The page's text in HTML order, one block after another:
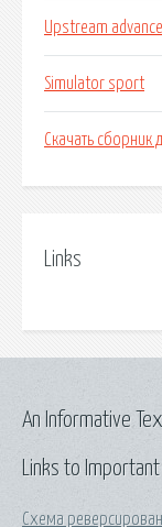
Upstream
Simulator sport
Скачать сборник
Links
Links to
Схема
An Informative